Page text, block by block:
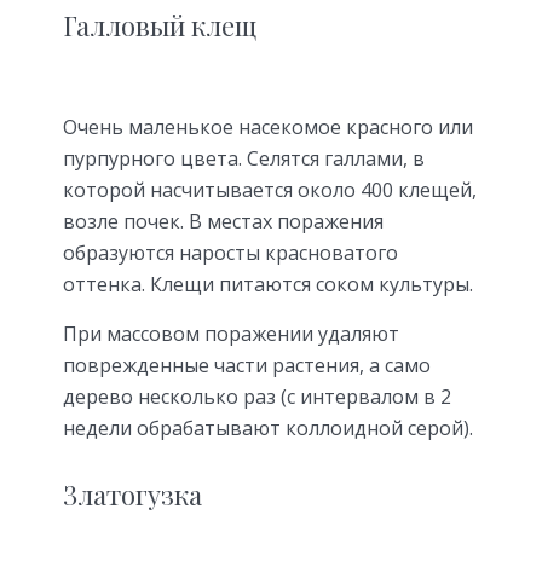
Галловый клещ
Очень маленькое насекомое красного или
пурпурного цвета. Селятся галлами, в
которой насчитывается около 400 клещей,
возле почек. В местах поражения
образуются наросты красноватого
оттенка. Клещи питаются соком культуры.
При массовом поражении удаляют
поврежденные части растения, а само
дерево несколько раз (с интервалом в 2
недели обрабатывают коллоидной серой).
Златогузка